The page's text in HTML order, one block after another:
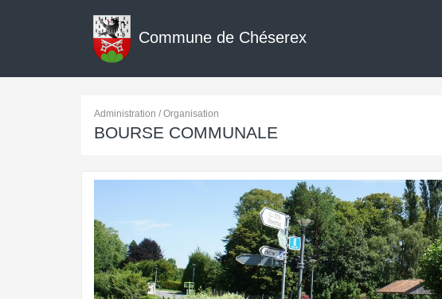
Commune de Chéserex
Administration / Organisation
BOURSE COMMUNALE